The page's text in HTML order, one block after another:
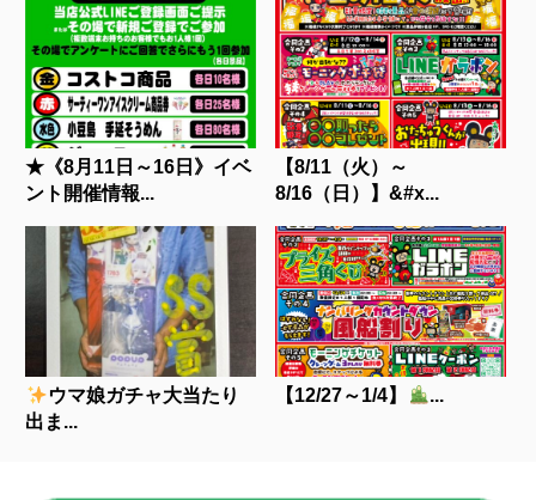
★《8月11日～16日》イベ
ント開催情報...
【8/11（火）～
8/16（日）】&#x...
ウマ娘ガチャ大当たり
出ま...
【12/27～1/4】 ...